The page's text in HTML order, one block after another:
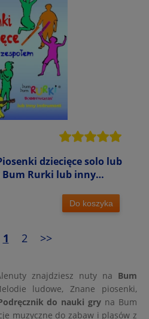
dziecięce solo lub
Bum Rurki lub inny
Do koszyka
1 2 >>
znajdziesz nuty na Bum
ludowe, Znane piosenki,
do nauki gry na Bum
muzyczne do zabaw i pląsów z